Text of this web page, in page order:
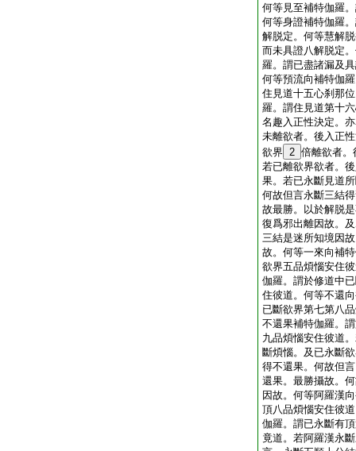
何等見至補特伽羅
何等身證補特伽羅
解脱定。何等慧解
而未具證八解脱定
羅。謂已盡諸漏及
何等預流向補特伽
住見道十五心刹那
羅。謂住見道第十
名趣入正性決定。
未離欲者。後入正
欲界 2 倍離欲者。
若已離欲界欲者。
果。若已永斷見道
何故但言永斷三結
故最勝。以於解脱
復爲邪出離因故。
三結是迷所知境因
故。何等一來向補
欲界五品煩惱安住
伽羅。謂於修道中
住彼道。何等不還
已斷欲界第七第八
不還果補特伽羅。
九品煩惱安住彼道
斷煩惱。及已永斷
得不還果。何故但
還果。最勝攝故。
因故。何等阿羅漢
頂八品煩惱安住彼
伽羅。謂已永斷有
竟道。若阿羅漢永